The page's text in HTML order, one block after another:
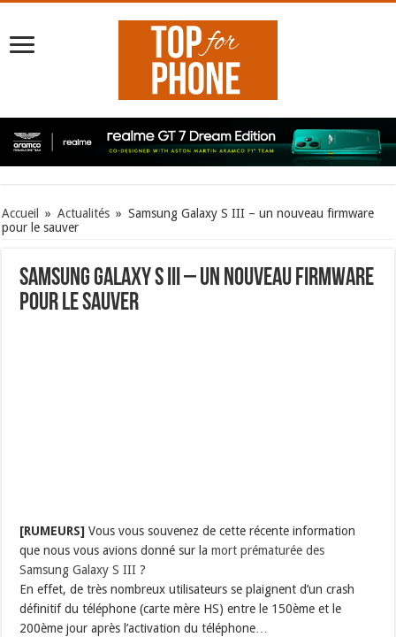
Accueil » Actualités » Samsung Galaxy S III – un nouveau firmware
pour le sauver
Samsung Galaxy S III – un nouveau firmware
pour le sauver
[RUMEURS] Vous vous souvenez de cette récente information
que nous vous avions donné sur lamort prématurée des
Samsung Galaxy S III ?
En effet, de très nombreux utilisateurs se plaignent d’un crash
définitif du téléphone (carte mère HS) entre le 150ème et le
200ème jour après l’activation du téléphone…